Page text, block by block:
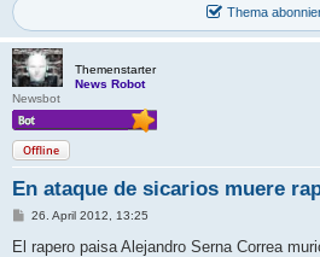
Thema
Themenstarter
News Robot
Newsbot
Offline
En ataque de sicarios muere
B26. April 2012, 13:25
El rapero paisa Alejandro Serna Correa